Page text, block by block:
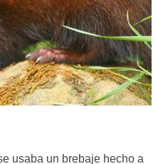
usaba un brebaje hecho a